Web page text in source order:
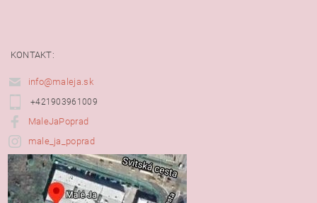
KONTAKT:
info@maleja.sk
+421903961009
MaleJaPoprad
male_ja_poprad